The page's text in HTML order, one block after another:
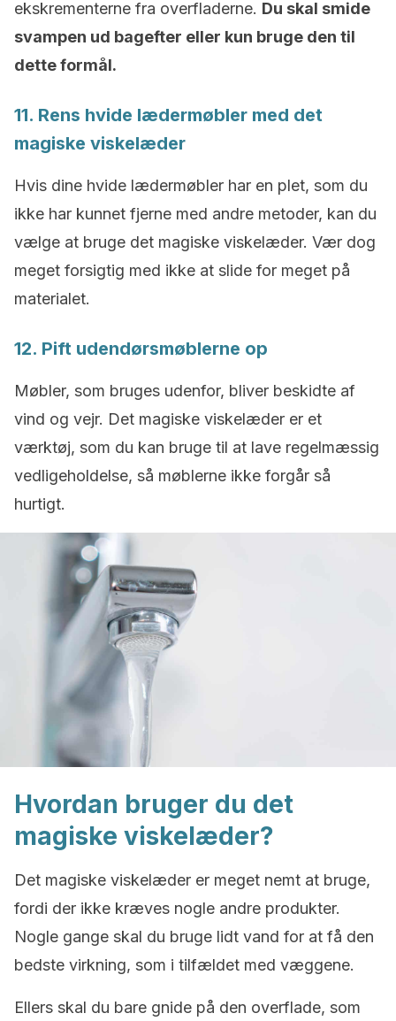
ekskrementerne fra overfladerne. Du skal smide
svampen ud bagefter eller kun bruge den til
dette formål.
11. Rens hvide lædermøbler med det
magiske viskelæder
Hvis dine hvide lædermøbler har en plet, som du
ikke har kunnet fjerne med andre metoder, kan du
vælge at bruge det magiske viskelæder. Vær dog
meget forsigtig med ikke at slide for meget på
materialet.
12. Pift udendørsmøblerne op
Møbler, som bruges udenfor, bliver beskidte af
vind og vejr. Det magiske viskelæder er et
værktøj, som du kan bruge til at lave regelmæssig
vedligeholdelse, så møblerne ikke forgår så
hurtigt.
Hvordan bruger du det
magiske viskelæder?
Det magiske viskelæder er meget nemt at bruge,
fordi der ikke kræves nogle andre produkter.
Nogle gange skal du bruge lidt vand for at få den
bedste virkning, som i tilfældet med væggene.
Ellers skal du bare gnide på den overflade, som